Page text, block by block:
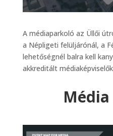
A médiaparkoló az Üllői
a Népligeti felüljárónál, a
lehetőségnél balra kell
akkreditált